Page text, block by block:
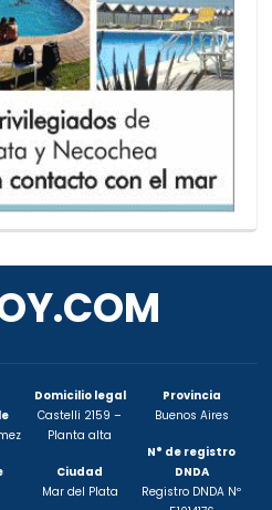
Domicilio legal
Castelli 2159 –
Planta alta
Ciudad
Mar del Plata
Provincia
Buenos Aires
N° de registro
DNDA
Registro DNDA Nº